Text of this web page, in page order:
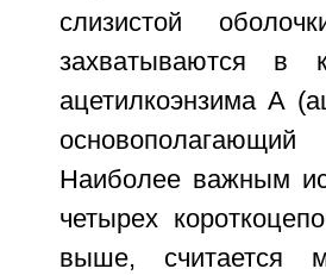
слизистой
захватываются в
ацетилкоэнзима А
Наиболее важным
четырех
выше, считается